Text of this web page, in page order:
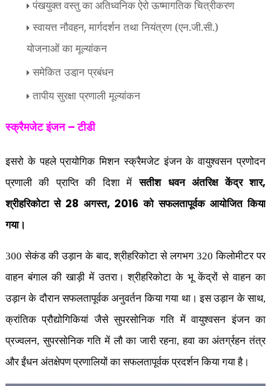
पंखयुक्‍त वस्‍तु का अतिध्‍वनिक ऐरो ऊष्‍मागतिक चित्रीकरण
स्‍वायत्त नौवहन, मार्गदर्शन तथा नियंत्रण (एन.जी.सी.)
योजनाओं का मूल्‍यांकन
समेकित उडा़न प्रबंधन
तापीय सुरक्षा प्रणाली मूल्‍यांकन
स्क्रैमजेट इंजन –टीडी
इसरो के पहले प्रायोगिक मिशन स्क्रैमजेट इंजन के वायुश्वसन प्रणोदन
प्रणाली की प्राप्ति की दिशा मेंसतीश धवन अंतरिक्ष केंद्र शार,
श्रीहरिकोटा से 28 अगस्त, 2016 को सफलतापूर्वक आयोजित किया
गया।
300 सेकंड की उड़ान के बाद,श्रीहरिकोटा से लगभग320 किलोमीटर पर
वाहन बंगाल की खाड़ी में उतरा। श्रीहरिकोटा के भू केंद्रों से वाहन का
उड़ान के दौरान सफलतापूर्वक अनुवर्तन किया गया था। इस उड़ान के साथ,
क्रांतिक प्रौद्योगिकियां जैसे सुपरसोनिक गति में वायुश्वसन इंजन का
प्रज्वलन,सुपरसोनिक गति में लौ का जारी रहना,हवा का अंतर्ग्रहन तंत्र
और ईंधन अंतक्षेपण प्रणालियों का सफलतापूर्वक प्रदर्शन किया गया है।